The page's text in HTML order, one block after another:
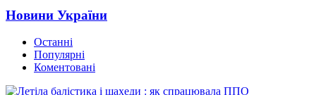
Новини України
Останні
Популярні
Коментовані